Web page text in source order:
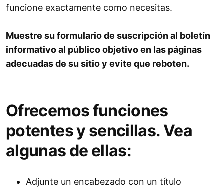
funcione exactamente como necesitas.
Muestre su formulario de suscripción al boletín
informativo al público objetivo en las páginas
adecuadas de su sitio y evite que reboten.
Ofrecemos funciones
potentes y sencillas. Vea
algunas de ellas:
Adjunte un encabezado con un título